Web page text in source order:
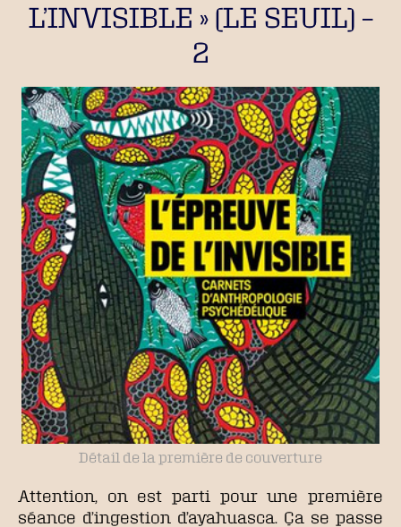
L’INVISIBLE » (LE SEUIL) –
2
Détail de la première de couverture
Attention, on est parti pour une première
séance d’ingestion d’ayahuasca. Ça se passe